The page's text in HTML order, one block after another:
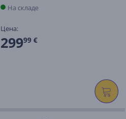
На складе
Цена:
29999 €